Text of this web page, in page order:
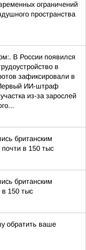
ограничений
пространства
В России появился
в
зафиксировали в
ИИ-штраф
из-за зарослей
британским
в 150 тыс
британским
150 тыс
обратить ваше